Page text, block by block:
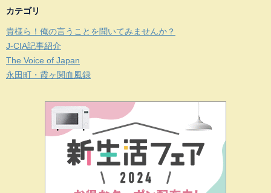
カテゴリ
貴様ら！俺の言うことを聞いてみませんか？
J-CIA記事紹介
The Voice of Japan
永田町・霞ヶ関血風録